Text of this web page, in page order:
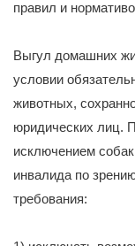
правил и
Выгул домашних
условии
животных,
юридических лиц.
исключением
инвалида по
требования: